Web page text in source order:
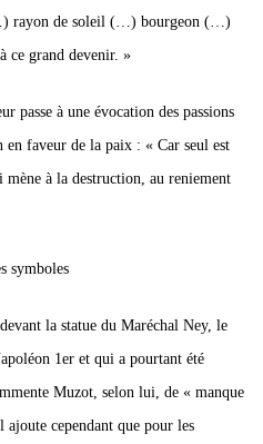
rayon de soleil (…) bourgeon (…)
ce grand devenir. »
passe à une évocation des passions
en faveur de la paix : « Car seul est
à la destruction, au reniement
la statue du Maréchal Ney, le
1er et qui a pourtant été
Muzot, selon lui, de « manque
ajoute cependant que pour les